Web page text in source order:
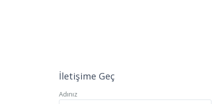
İletişime Geç
Adınız